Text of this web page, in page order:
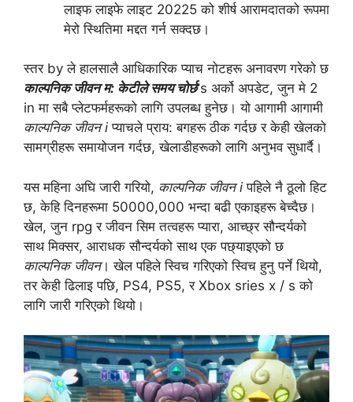
लाइफ लाइफे लाइट 20225 को शीर्ष आरामदातको रूपमा
मेरो स्थितिमा मद्दत गर्न सक्दछ।
स्तर by ले हालसालै आधिकारिक प्याच नोटहरू अनावरण गरेको छ
काल्पनिक जीवन म: केटीले समय चोर्छ's अर्को अपडेट, जुन मे 2
in मा सबै प्लेटफर्महरूको लागि उपलब्ध हुनेछ। यो आगामी आगामी
काल्पनिक जीवन i प्याचले प्राय: बगहरू ठीक गर्दछ र केही खेलको
सामग्रीहरू समायोजन गर्दछ, खेलाडीहरूको लागि अनुभव सुधार्दै।
यस महिना अघि जारी गरियो, काल्पनिक जीवन i पहिले नै ठूलो हिट
छ, केहि दिनहरूमा 50000,000 भन्दा बढी एकाइहरू बेच्दैछ।
खेल, जुन rpg र जीवन सिम तत्वहरू प्यारा, आच्छ्र सौन्दर्यको
साथ मिक्सर, आराधक सौन्दर्यको साथ एक पछ्याइएको छ
काल्पनिक जीवन। खेल पहिले स्विच गरिएको स्विच हुनु पर्ने थियो,
तर केही ढिलाइ पछि, PS4, PS5, र Xbox sries x / s को
लागि जारी गरिएको थियो।